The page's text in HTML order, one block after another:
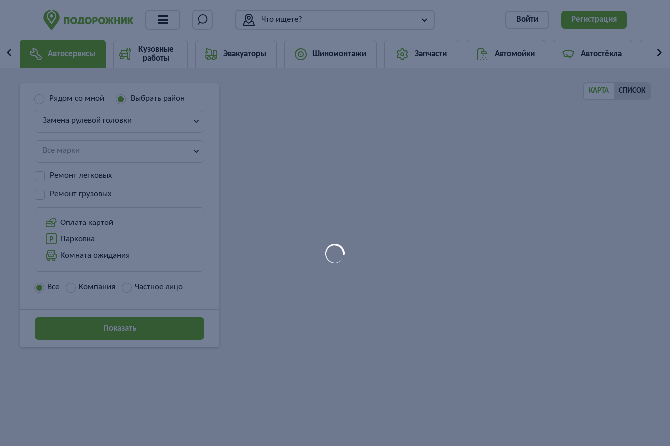
Что ищете? Войти Регистрация
Автосервисы
Кузовные
работы
Эвакуаторы Шиномонтажи Запчасти Автомойки Автостёкла
КАРТА СПИСОК
Рядом со мной Выбрать район
Замена рулевой головки
Все марки
Ремонт легковых
Ремонт грузовых
Оплата картой
Парковка
Комната ожидания
Все Компания Частное лицо
Показать